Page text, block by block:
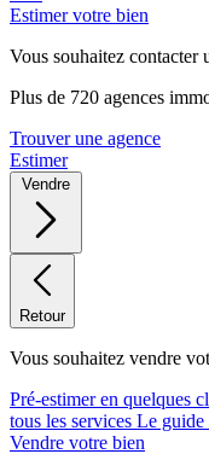
Estimer votre bien
Vous souhaitez contacter
Plus de 720 agences
Trouver une agence
Estimer
Vendre
Retour
Vous souhaitez vendre
Pré-estimer en quelques
tous les services Le guide
Vendre votre bien